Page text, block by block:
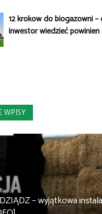
12 kroków do biogazowni –
inwestor wiedzieć powinien
WPISY
– wyjątkowa